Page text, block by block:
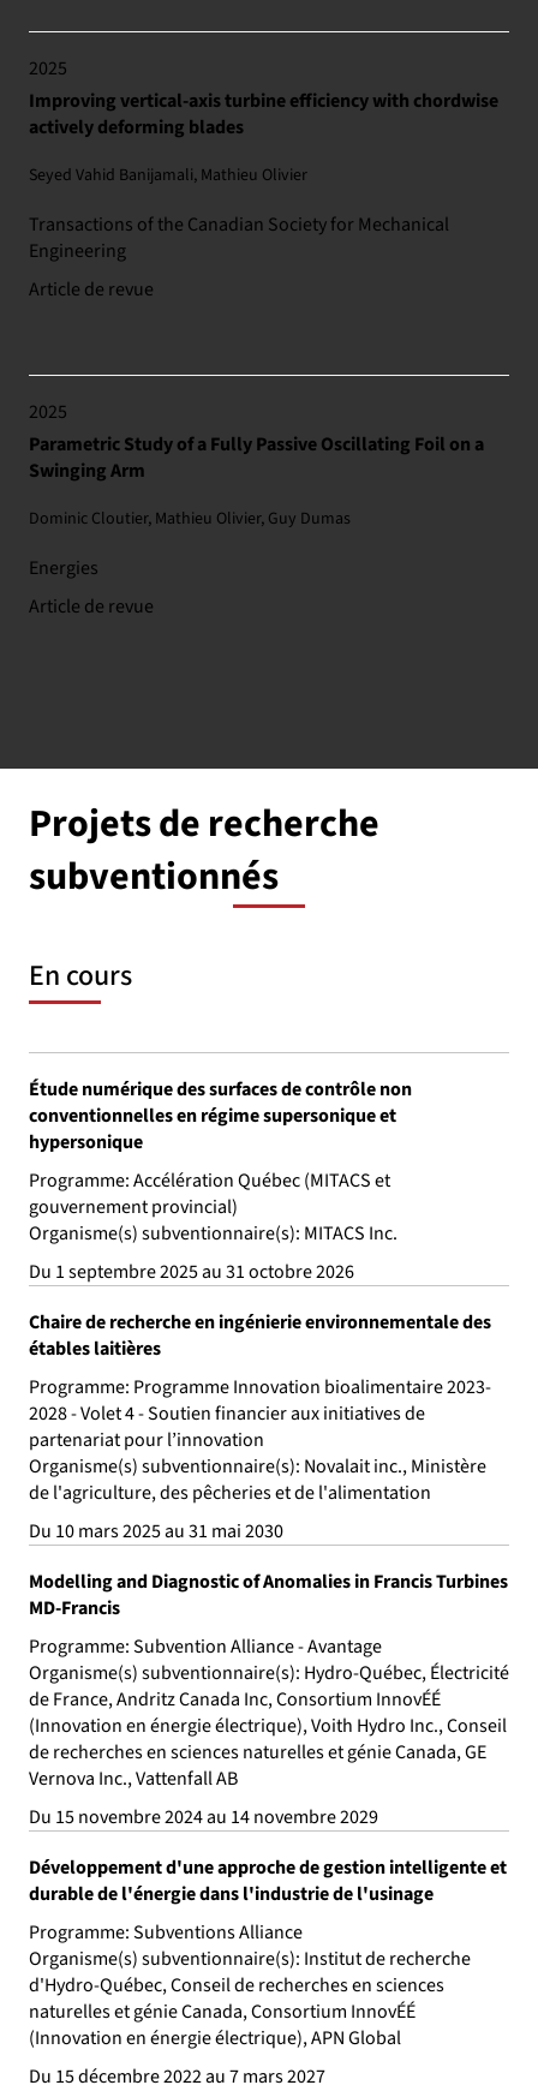
2025
Improving vertical-axis turbine efficiency with chordwise
actively deforming blades
Seyed Vahid Banijamali, Mathieu Olivier
Transactions of the Canadian Society for Mechanical
Engineering
Article de revue
2025
Parametric Study of a Fully Passive Oscillating Foil on a
Swinging Arm
Dominic Cloutier, Mathieu Olivier, Guy Dumas
Energies
Article de revue
Projets de recherche
subventionnés
En cours
Étude numérique des surfaces de contrôle non
conventionnelles en régime supersonique et
hypersonique
Programme: Accélération Québec (MITACS et
gouvernement provincial)
Organisme(s) subventionnaire(s): MITACS Inc.
Du 1 septembre 2025 au 31 octobre 2026
Chaire de recherche en ingénierie environnementale des
étables laitières
Programme: Programme Innovation bioalimentaire 2023-
2028 - Volet 4 - Soutien financier aux initiatives de
partenariat pour l’innovation
Organisme(s) subventionnaire(s): Novalait inc., Ministère
de l'agriculture, des pêcheries et de l'alimentation
Du 10 mars 2025 au 31 mai 2030
Modelling and Diagnostic of Anomalies in Francis Turbines
MD-Francis
Programme: Subvention Alliance - Avantage
Organisme(s) subventionnaire(s): Hydro-Québec, Électricité
de France, Andritz Canada Inc, Consortium InnovÉÉ
(Innovation en énergie électrique), Voith Hydro Inc., Conseil
de recherches en sciences naturelles et génie Canada, GE
Vernova Inc., Vattenfall AB
Du 15 novembre 2024 au 14 novembre 2029
Développement d'une approche de gestion intelligente et
durable de l'énergie dans l'industrie de l'usinage
Programme: Subventions Alliance
Organisme(s) subventionnaire(s): Institut de recherche
d'Hydro-Québec, Conseil de recherches en sciences
naturelles et génie Canada, Consortium InnovÉÉ
(Innovation en énergie électrique), APN Global
Du 15 décembre 2022 au 7 mars 2027